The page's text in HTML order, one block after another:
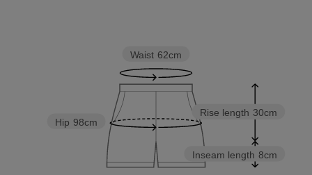
Rise length 30cm
Inseam length 8cm
Hip 98cm
Waist 62cm